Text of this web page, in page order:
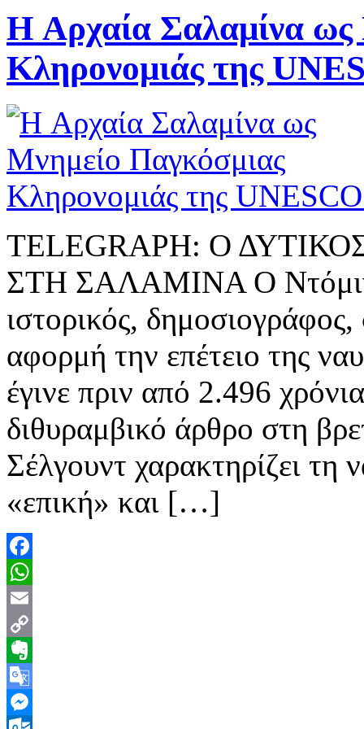
H Αρχαία Σαλαμίνα
Κληρονομιάς της
TELEGRAPH: Ο
ΣΤΗ ΣΑΛΑΜΙΝΑ Ο
ιστορικός,
αφορμή την επέτειο της
έγινε πριν από 2.496
διθυραμβικό άρθρο στη
Σέλγουντ χαρακτηρίζει τη
«επική» και […]
Facebook
WhatsApp
Email
Copy
Link
Evernote
Google